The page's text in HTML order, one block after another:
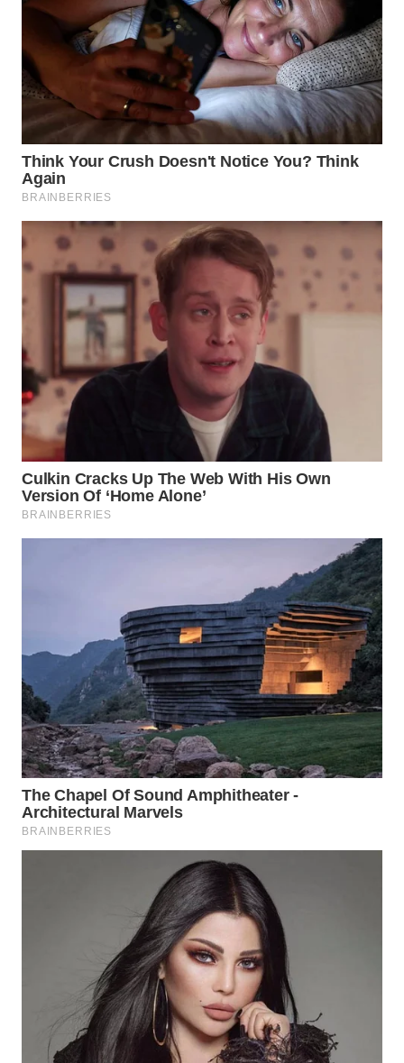
WN
INDRAMAYU
KUNINGAN
WN
MAJALENGKA
SUBANG
WN
SUKABUMI
PURWAKARTA
WN
PRIANGAN
TIMUR
WN
SEMARANG
BOROBUDUR
WN
MADURA
WN
SURABAYA
WN
NATUNA
MANDALIKA
LIKUPANG